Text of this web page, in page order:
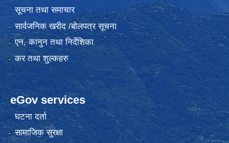
सूचना तथा समाचार
सार्वजनिक खरीद /बोलपत्र सूचना
एन, कानुन तथा निर्देशिका
कर तथा शुल्कहरु
eGov services
घटना दर्ता
सामाजिक सुरक्षा